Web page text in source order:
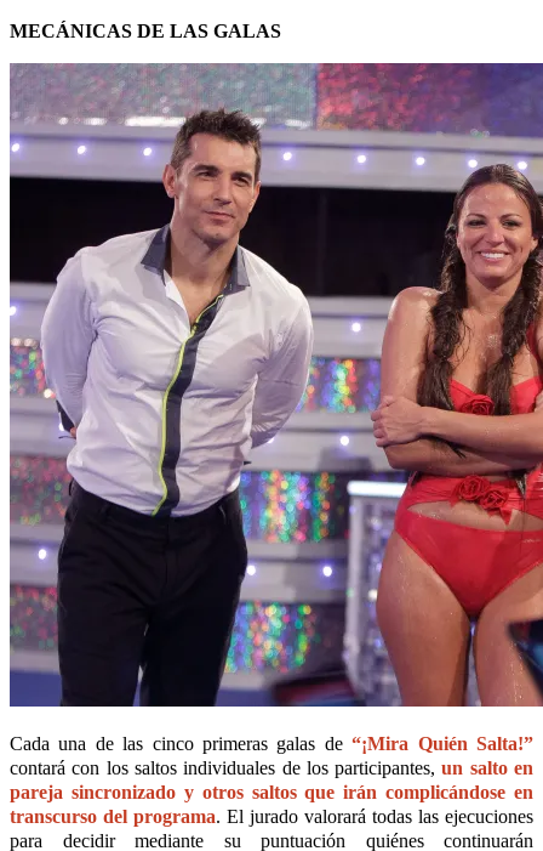
MECÁNICAS DE LAS GALAS
Cada una de las cinco primeras galas de“¡Mira Quién Salta!”
contará con los saltos individuales de los participantes,un salto en
pareja sincronizado y otros saltos que irán complicándose en
transcurso del programa. El jurado valorará todas las ejecuciones
para decidir mediante su puntuación quiénes continuarán